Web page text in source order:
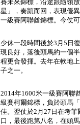
賽未來錦標，沿途跟隨領
星」，奏凱而回，表現優
一級賽阿聯酋錦標。今仗可
少休一段時間後於3月5日
現良好，落後頭馬約一個
程更合發揮。去年在軟地
子之一。
2014年1600米一級賽阿聯
級賽柯爾錦標，負於頭馬
佳。翌仗於2月27日在考
口，最後跑第八名，在頭